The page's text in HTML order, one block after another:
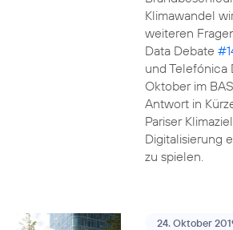
Klimawandel
weiteren
Data Debate
und Telefónica
Oktober im
Antwort in
Pariser
Digitalisierung
zu spielen.
24. Oktober